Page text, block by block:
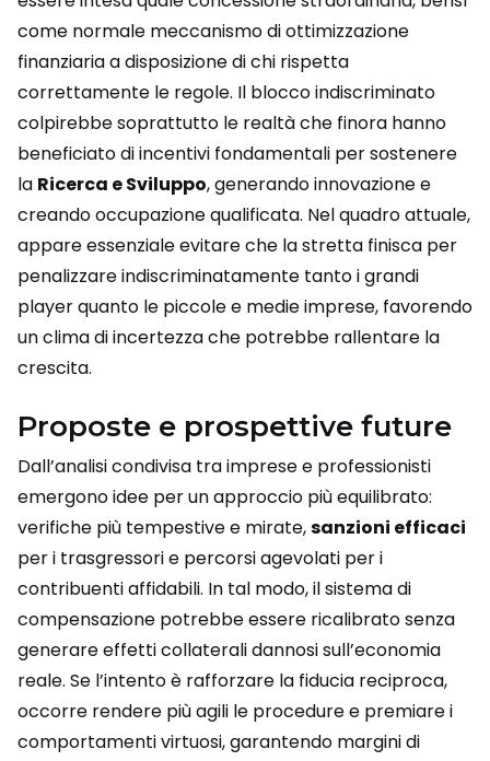
come normale meccanismo di ottimizzazione
finanziaria a disposizione di chi rispetta
correttamente le regole. Il blocco indiscriminato
colpirebbe soprattutto le realtà che finora hanno
beneficiato di incentivi fondamentali per sostenere
la Ricerca e Sviluppo, generando innovazione e
creando occupazione qualificata. Nel quadro attuale,
appare essenziale evitare che la stretta finisca per
penalizzare indiscriminatamente tanto i grandi
player quanto le piccole e medie imprese, favorendo
un clima di incertezza che potrebbe rallentare la
crescita.
Proposte e prospettive future
Dall’analisi condivisa tra imprese e professionisti
emergono idee per un approccio più equilibrato:
verifiche più tempestive e mirate,sanzioni efficaci
per i trasgressori e percorsi agevolati per i
contribuenti affidabili. In tal modo, il sistema di
compensazione potrebbe essere ricalibrato senza
generare effetti collaterali dannosi sull’economia
reale. Se l’intento è rafforzare la fiducia reciproca,
occorre rendere più agili le procedure e premiare i
comportamenti virtuosi, garantendo margini di